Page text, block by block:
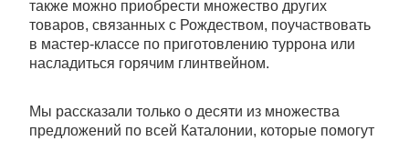
также можно приобрести множество других
товаров, связанных с Рождеством, поучаствовать
в мастер-классе по приготовлению туррона или
насладиться горячим глинтвейном.
Мы рассказали только о десяти из множества
предложений по всей Каталонии, которые помогут